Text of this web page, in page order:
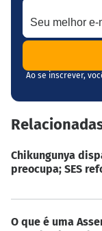
Seu melhor e-mail
Ao se inscrever,
Chikungunya
preocupa; SES
O que é uma